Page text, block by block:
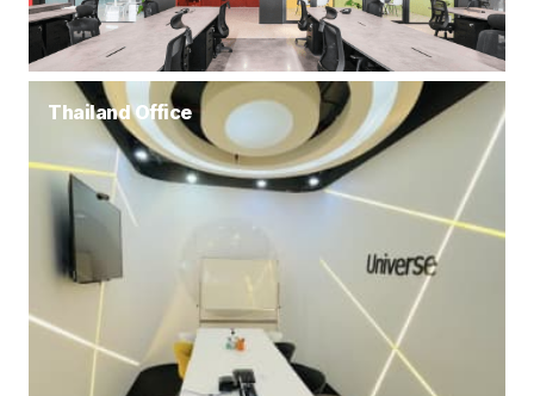
Thailand Office